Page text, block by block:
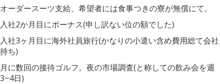
オーダースーツ支給、希望者には食事つきの寮が無償にて。
入社2か月目にボーナス(申し訳ない位の額でした)
入社3ヶ月目に海外社員旅行(かなりの小遣い含め費用総て会社
持ち)
月に数回の接待ゴルフ。夜の市場調査(と称しての飲み会を週
3~4日)